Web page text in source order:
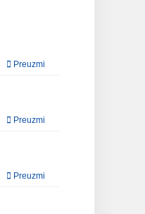
Preuzmi
Preuzmi
Preuzmi